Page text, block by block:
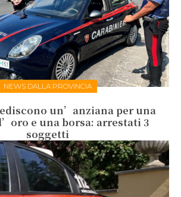
NEWS DALLA PROVINCIA
un’anziana per una
e una borsa: arrestati 3
soggetti